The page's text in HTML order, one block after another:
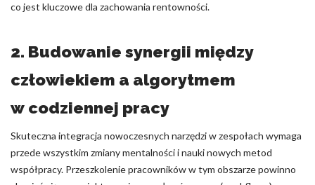
co jest kluczowe dla zachowania rentowności.
2. Budowanie synergii między
człowiekiem a algorytmem
w codziennej pracy
Skuteczna integracja nowoczesnych narzędzi w zespołach wymaga
przede wszystkim zmiany mentalności i nauki nowych metod
współpracy. Przeszkolenie pracowników w tym obszarze powinno